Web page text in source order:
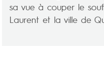
sa vue à couper le
Laurent et la ville de